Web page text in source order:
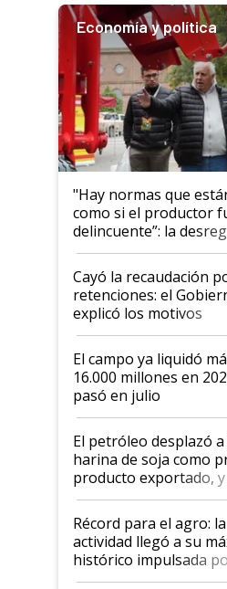
Economía y política
"Hay normas que
como si el productor
delincuente”: la
al Congreso Aapresid
habló del
Cayó la recaudación
retenciones: el
explicó los motivos
El campo ya liquidó
16.000 millones en
pasó en julio
El petróleo desplazó a
harina de soja como
producto exportado, y
el agro aportó casi
diez dólares y sostuvo
liderazgo en un
récord
Récord para el agro: la
actividad llegó a su
histórico impulsada
cosecha y las